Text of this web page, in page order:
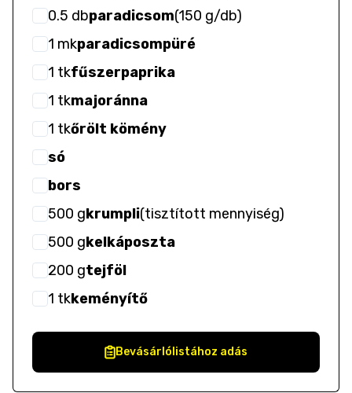
0.5 dbparadicsom(150 g/db)
1 mkparadicsompüré
1 tkfűszerpaprika
1 tkmajoránna
1 tkőrölt kömény
só
bors
500 gkrumpli(tisztított mennyiség)
500 gkelkáposzta
200 gtejföl
1 tkkeményítő
Bevásárlólistához adás